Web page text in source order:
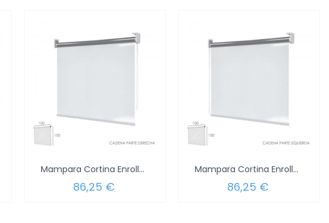
Mampara Cortina Enrollable PVC...
86,25 €
Mampara Cortina Enrollable PVC...
86,25 €